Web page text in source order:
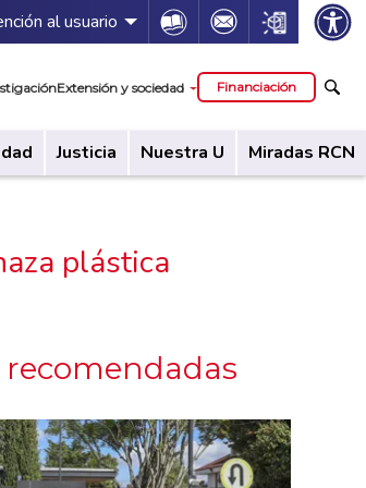
al usuario Icon Icon Icon
Extensión y sociedad Financiación
Justicia Nuestra U Miradas RCN
plástica
recomendadas